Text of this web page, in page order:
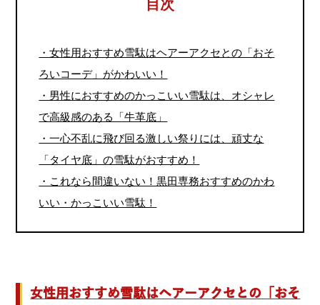
目次
・女性用おすすめ雪駄はヘアーアクセとの「おそ
ろいコーデ」がかわいい！
・男性におすすめのかっこいい雪駄は、オシャレ
で高級感のある「牛革底」
・一心不乱に飛び回る激しい祭りには、頑丈な
「タイヤ底」の雪駄がおすすめ！
・これなら間違いない！黒田専務おすすめのかわ
いい・かっこいい雪駄！
女性用おすすめ雪駄はヘアーアクセとの「おそ